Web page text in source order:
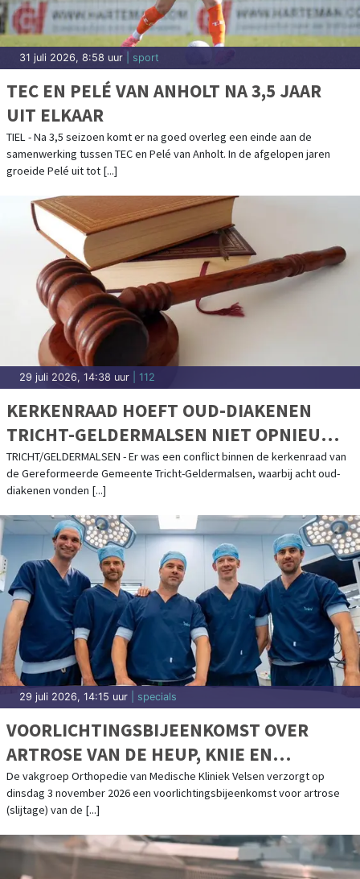
31 juli 2026, 8:58 uur | sport
TEC EN PELÉ VAN ANHOLT NA 3,5 JAAR
UIT ELKAAR
TIEL - Na 3,5 seizoen komt er na goed overleg een einde aan de
samenwerking tussen TEC en Pelé van Anholt. In de afgelopen jaren
groeide Pelé uit tot [...]
29 juli 2026, 14:38 uur | 112
KERKENRAAD HOEFT OUD-DIAKENEN
TRICHT-GELDERMALSEN NIET OPNIEUW
TOE TE LATEN
TRICHT/GELDERMALSEN - Er was een conflict binnen de kerkenraad van
de Gereformeerde Gemeente Tricht-Geldermalsen, waarbij acht oud-
diakenen vonden [...]
29 juli 2026, 14:15 uur | specials
VOORLICHTINGSBIJEENKOMST OVER
ARTROSE VAN DE HEUP, KNIE EN
SCHOUDER IN MEDISCHE KLINIEK VELSEN
De vakgroep Orthopedie van Medische Kliniek Velsen verzorgt op
dinsdag 3 november 2026 een voorlichtingsbijeenkomst voor artrose
(slijtage) van de [...]